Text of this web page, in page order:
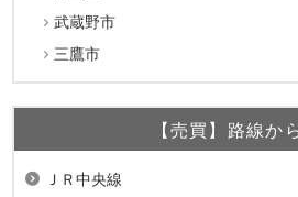
武蔵野市
三鷹市
【売買】路線か
ＪＲ中央線